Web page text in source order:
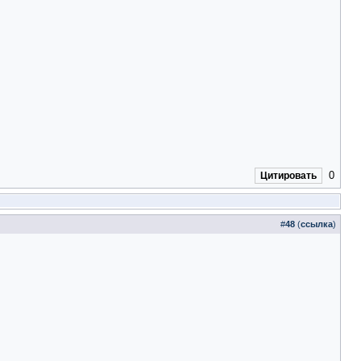
Цитировать 0
#48 (ссылка)